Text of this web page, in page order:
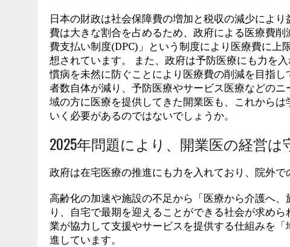
日本の財政は社会保障費の増加と税収の減少によ
費は大きな割合を占めるため、政府による医療費
費支払い制度(DPC)」という制度により医療費に
想されています。 また、政府は予防医療にも力を
慣病を未然に防ぐことにより医療費の削減を目指
者数自体が減り、予防医療やサービス医療などの
域の方に医療を提供してきた開業医も、これから
いく必要があるのではないでしょうか。
2025年問題により、開業医の経営
政府は在宅医療の推進にも力を入れており、院外で
高齢化の加速や施設の不足から「医療から介護へ
り、自宅で最期を迎えることができる社会が求め
業が協力して支援やサービスを提供する仕組みを
進しています。